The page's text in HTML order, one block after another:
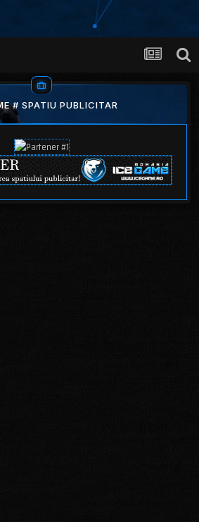
# SPATIU PUBLICITAR